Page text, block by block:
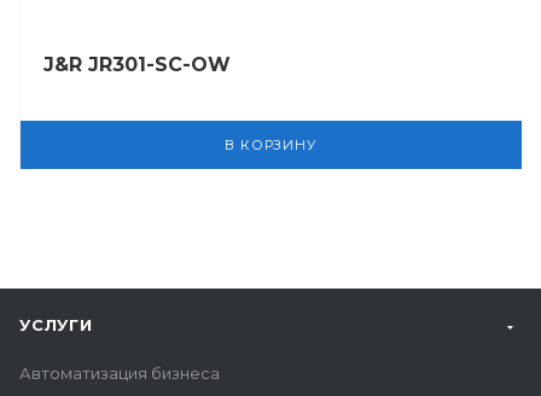
J&R JR301-SC-OW
В КОРЗИНУ
УСЛУГИ
Автоматизация бизнеса